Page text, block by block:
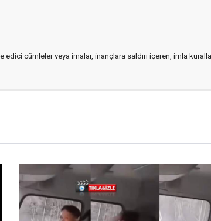
cümleler veya imalar, inançlara saldırı içeren, imla